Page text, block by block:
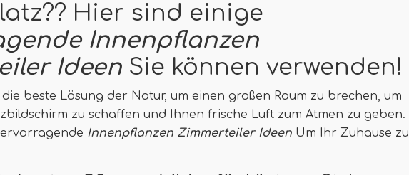
Hier sind einige
Innenpflanzen
Ideen Sie können verwenden!
beste Lösung der Natur, um einen großen Raum zu brechen, um
zu schaffen und Ihnen frische Luft zum Atmen zu geben.
Innenpflanzen Zimmerteiler Ideen Um Ihr Zuhause zu